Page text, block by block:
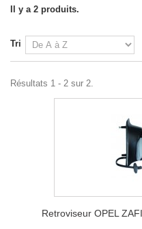
Il y a 2 produits.
Tri
Résultats 1 - 2 sur 2.
Retroviseur OPEL